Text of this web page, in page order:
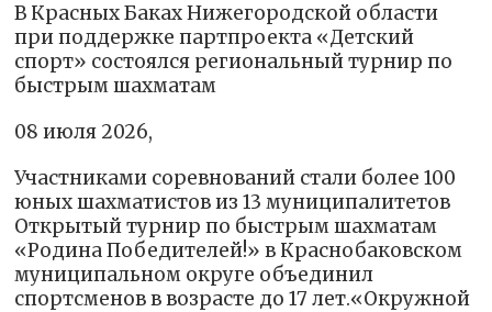
В Красных Баках Нижегородской области
при поддержке партпроекта «Детский
спорт» состоялся региональный турнир по
быстрым шахматам
08 июля 2026,
Участниками соревнований стали более 100
юных шахматистов из 13 муниципалитетов
Открытый турнир по быстрым шахматам
«Родина Победителей!» в Краснобаковском
муниципальном округе объединил
спортсменов в возрасте до 17 лет.«Окружной